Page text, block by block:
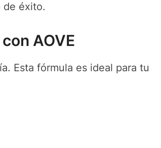
de éxito.
AOVE
Esta fórmula es ideal para tu